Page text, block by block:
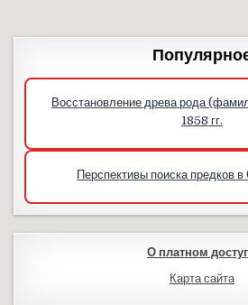
Восстановление древа рода
1858 гг.
Перспективы поиска предков
О платном
Карта сайта